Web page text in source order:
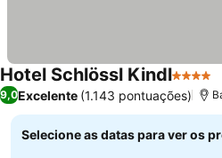
Hotel Schlössl Kindl4
9,0Excelente (1.143 pontuações)
Selecione as datas para ver os